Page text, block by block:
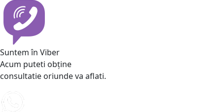
Suntem în Viber
Acum puteti obține
consultatie oriunde va aflati.